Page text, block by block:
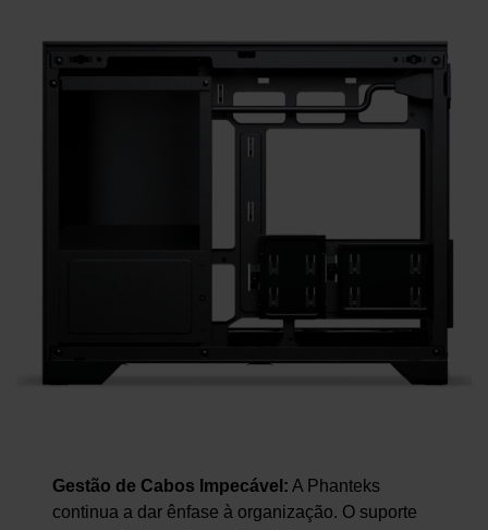
Gestão de Cabos Impecável: A Phanteks
continua a dar ênfase à organização. O suporte